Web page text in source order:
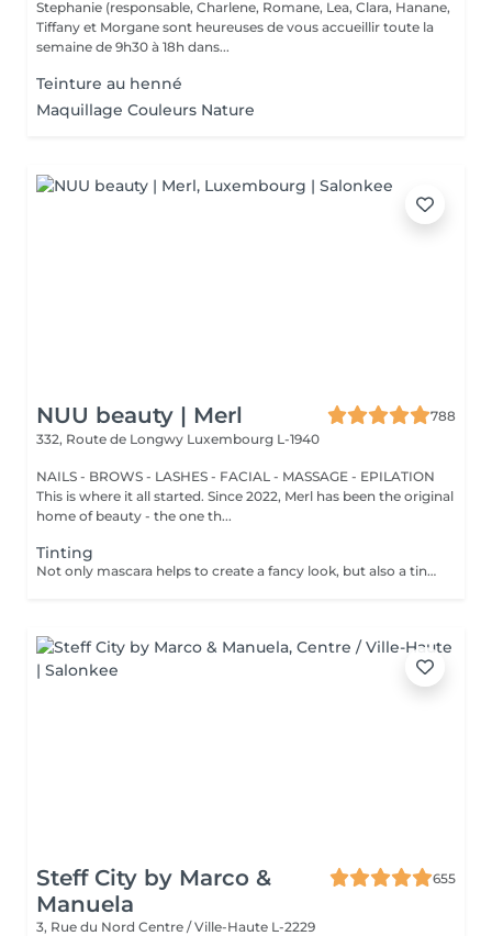
Stephanie (responsable, Charlene, Romane, Lea, Clara, Hanane,
Tiffany et Morgane sont heureuses de vous accueillir toute la
semaine de 9h30 à 18h dans...
Teinture au henné
Maquillage Couleurs Nature
NUU beauty | Merl
788
332, Route de Longwy Luxembourg L-1940
NAILS - BROWS - LASHES - FACIAL - MASSAGE - EPILATION
This is where it all started. Since 2022, Merl has been the original
home of beauty - the one th...
Tinting
Not only mascara helps to create a fancy look, but also a tinting of your lashes! How is the lash tinting done? - lashes are washed - eye cream is applied - the tape and patches are applied - tinting - the tape and patches are removed Age restrictions: recommended to do from 14 years. Post procedure recommendations: do not wet eyelashes 24 hours after the procedure. Frequency: once in 2-3 weeks.
Steff City by Marco &
Manuela
655
3, Rue du Nord Centre / Ville-Haute L-2229